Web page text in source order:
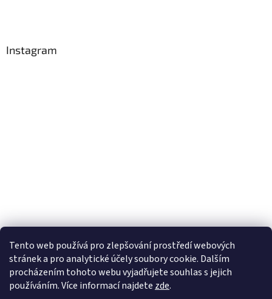
Tento web používá pro zlepšování prostředí webových
stránek a pro analytické účelysoubory cookie. Dalším
procházením tohoto webu vyjadřujete souhlas s jejich
používáním. Více informacínajdete zde.
Instagram
Sledovat na Instagramu